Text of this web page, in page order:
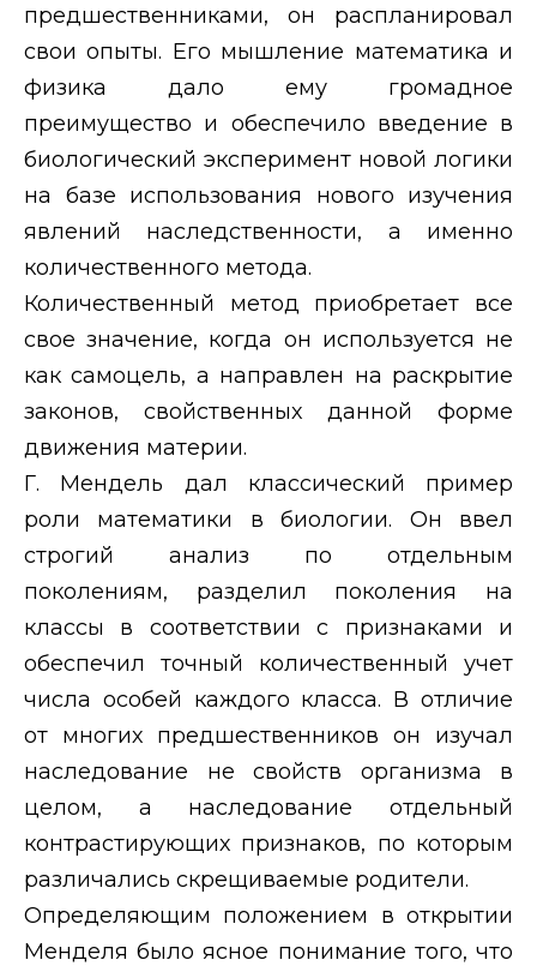
предшественниками, он распланировал
свои опыты. Его мышление математика и
физика дало ему громадное
преимущество и обеспечило введение в
биологический эксперимент новой логики
на базе использования нового изучения
явлений наследственности, а именно
количественного метода.
Количественный метод приобретает все
свое значение, когда он используется не
как самоцель, а направлен на раскрытие
законов, свойственных данной форме
движения материи.
Г. Мендель дал классический пример
роли математики в биологии. Он ввел
строгий анализ по отдельным
поколениям, разделил поколения на
классы в соответствии с признаками и
обеспечил точный количественный учет
числа особей каждого класса. В отличие
от многих предшественников он изучал
наследование не свойств организма в
целом, а наследование отдельный
контрастирующих признаков, по которым
различались скрещиваемые родители.
Определяющим положением в открытии
Менделя было ясное понимание того, что